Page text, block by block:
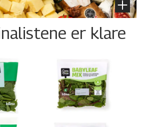
er klare